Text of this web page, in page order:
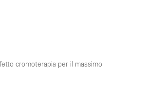
cromoterapia per il massimo